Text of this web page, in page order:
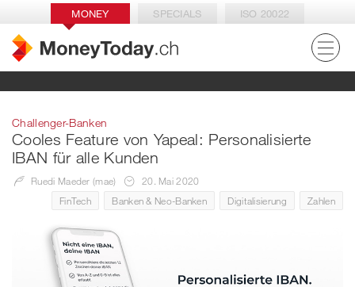
MONEY SPECIALS ISO 20022
Challenger-Banken
Cooles Feature von Yapeal: Personalisierte
IBAN für alle Kunden
Ruedi Maeder (mae)
20. Mai 2020
FinTech
Banken & Neo-Banken Digitalisierung Zahlen